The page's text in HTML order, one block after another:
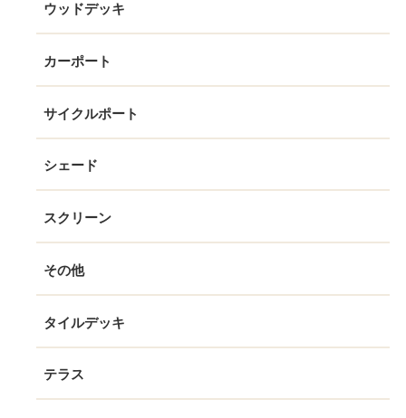
ウッドデッキ
カーポート
サイクルポート
シェード
スクリーン
その他
タイルデッキ
テラス